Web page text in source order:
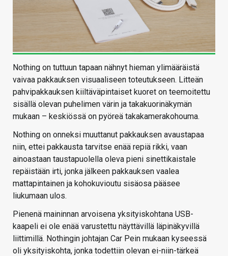
Nothing on tuttuun tapaan nähnyt hieman ylimääräistä
vaivaa pakkauksen visuaaliseen toteutukseen. Litteän
pahvipakkauksen kiiltäväpintaiset kuoret on teemoitettu
sisällä olevan puhelimen värin ja takakuorinäkymän
mukaan – keskiössä on pyöreä takakamerakohouma.
Nothing on onneksi muuttanut pakkauksen avaustapaa
niin, ettei pakkausta tarvitse enää repiä rikki, vaan
ainoastaan taustapuolella oleva pieni sinettikaistale
repäistään irti, jonka jälkeen pakkauksen vaalea
mattapintainen ja kohokuvioutu sisäosa pääsee
liukumaan ulos.
Pienenä maininnan arvoisena yksityiskohtana USB-
kaapeli ei ole enää varustettu näyttävillä läpinäkyvillä
liittimillä. Nothingin johtajan Car Pein mukaan kyseessä
oli yksityiskohta, jonka todettiin olevan ei-niin-tärkeä